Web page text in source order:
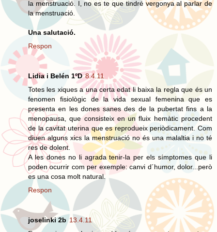
la menstruació. I, no es te que tindré vergonya al parlar de
la menstruació.
Una salutació.
Respon
Lidia i Belén 1ºD 8.4.11
Totes les xiques a una certa edat li baixa la regla que és un
fenomen fisiològic de la vida sexual femenina que es
presenta en les dones sanes des de la pubertat fins a la
menopausa, que consisteix en un fluix hemàtic procedent
de la cavitat uterina que es reprodueix periòdicament. Com
diuen alguns xics la menstruació no és una malaltia i no té
res de dolent.
A les dones no li agrada tenir-la per els símptomes que li
poden ocurrir com per exemple: canvi d´humor, dolor...però
es una cosa molt natural.
Respon
joselinki 2b 13.4.11